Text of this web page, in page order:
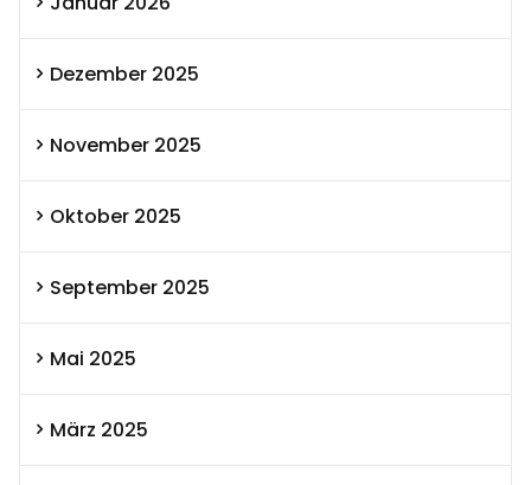
Dezember 2025
November 2025
Oktober 2025
September 2025
Mai 2025
März 2025